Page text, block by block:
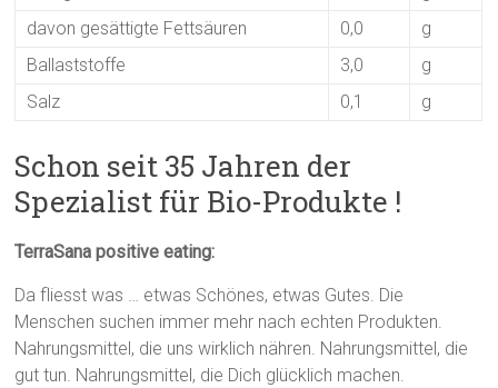
davon gesättigte Fettsäuren
0,0
g
Ballaststoffe
3,0
g
Salz
0,1 g
Schon seit 35 Jahren der
Spezialist für Bio-Produkte !
TerraSana positive eating:
Da fliesst was … etwas Schönes, etwas Gutes. Die
Menschen suchen immer mehr nach echten Produkten.
Nahrungsmittel, die uns wirklich nähren. Nahrungsmittel, die
gut tun. Nahrungsmittel, die Dich glücklich machen.